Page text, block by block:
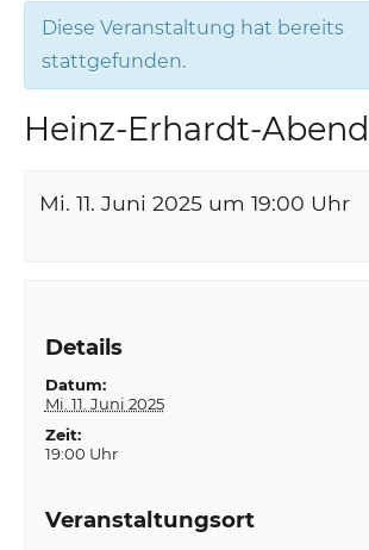
Diese Veranstaltung hat bereits
stattgefunden.
Heinz-Erhardt-
Mi. 11. Juni 2025 um 19:00 Uhr
Details
Datum:
Mi. 11. Juni 2025
Zeit:
19:00 Uhr
Veranstaltungsort